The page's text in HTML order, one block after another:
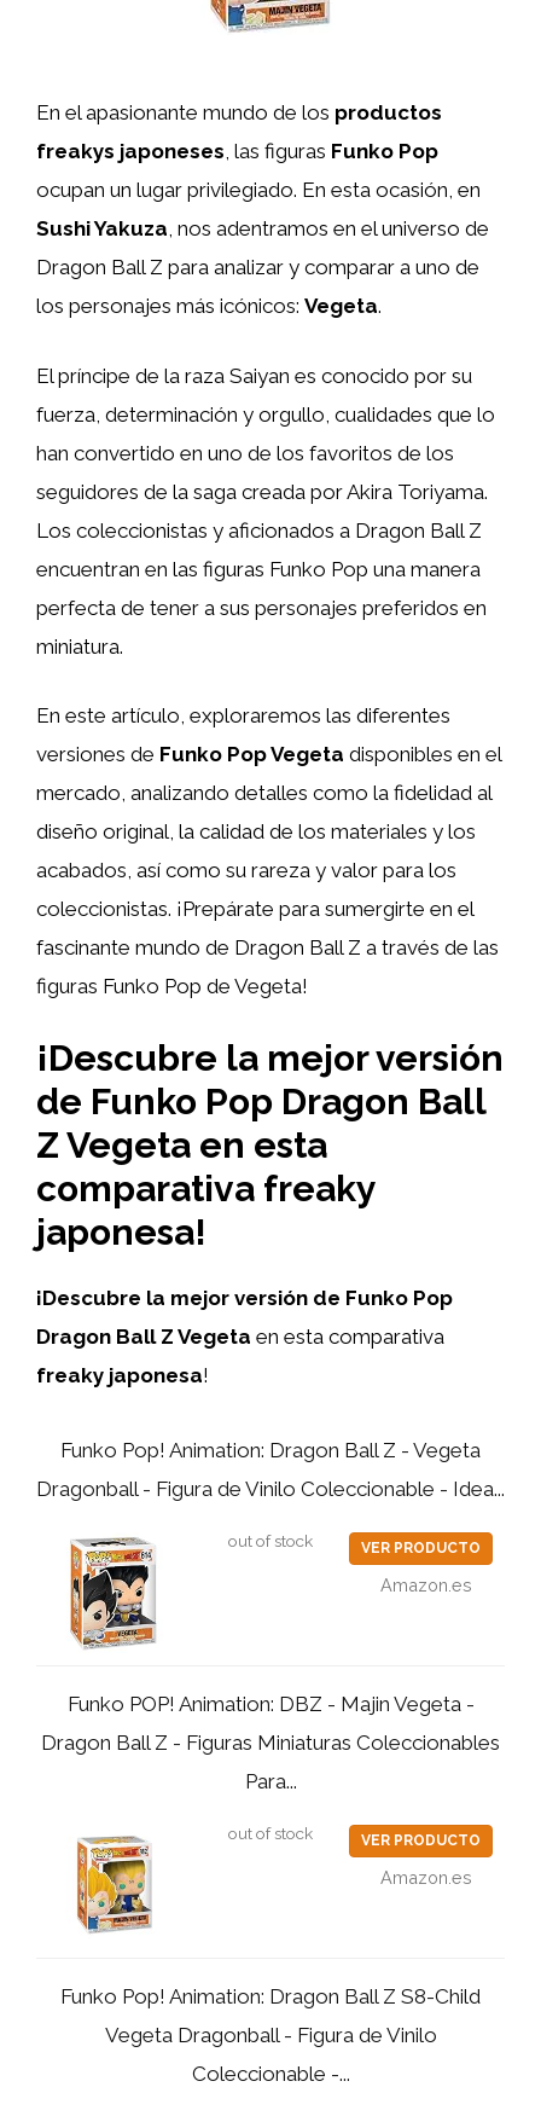
En el apasionante mundo de los productos
freakys japoneses, las figuras Funko Pop
ocupan un lugar privilegiado. En esta ocasión, en
Sushi Yakuza, nos adentramos en el universo de
Dragon Ball Z para analizar y comparar a uno de
los personajes más icónicos: Vegeta.
El príncipe de la raza Saiyan es conocido por su
fuerza, determinación y orgullo, cualidades que lo
han convertido en uno de los favoritos de los
seguidores de la saga creada por Akira Toriyama.
Los coleccionistas y aficionados a Dragon Ball Z
encuentran en las figuras Funko Pop una manera
perfecta de tener a sus personajes preferidos en
miniatura.
En este artículo, exploraremos las diferentes
versiones de Funko Pop Vegeta disponibles en el
mercado, analizando detalles como la fidelidad al
diseño original, la calidad de los materiales y los
acabados, así como su rareza y valor para los
coleccionistas. ¡Prepárate para sumergirte en el
fascinante mundo de Dragon Ball Z a través de las
figuras Funko Pop de Vegeta!
¡Descubre la mejor versión
de Funko Pop Dragon Ball
Z Vegeta en esta
comparativa freaky
japonesa!
¡Descubre la mejor versión de Funko Pop
Dragon Ball Z Vegeta en esta comparativa
freaky japonesa!
Funko Pop! Animation: Dragon Ball Z - Vegeta
Dragonball - Figura de Vinilo Coleccionable - Idea...
out of stock VER PRODUCTO
Amazon.es
Funko POP! Animation: DBZ - Majin Vegeta -
Dragon Ball Z - Figuras Miniaturas Coleccionables
Para...
out of stock VER PRODUCTO
Amazon.es
Funko Pop! Animation: Dragon Ball Z S8-Child
Vegeta Dragonball - Figura de Vinilo
Coleccionable -...